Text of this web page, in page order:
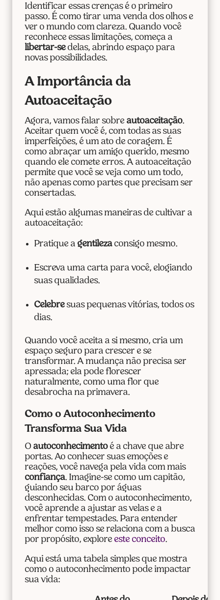
Identificar essas crenças é o primeiro
passo. É como tirar uma venda dos olhos e
ver o mundo com clareza. Quando você
reconhece essas limitações, começa a
libertar-sedelas, abrindo espaço para
novas possibilidades.
A Importância da
Autoaceitação
Agora, vamos falar sobre autoaceitação.
Aceitar quem você é, com todas as suas
imperfeições, é um ato de coragem. É
como abraçar um amigo querido, mesmo
quando ele comete erros. A autoaceitação
permite que você se veja como um todo,
não apenas como partes que precisam ser
consertadas.
Aqui estão algumas maneiras de cultivar a
autoaceitação:
Pratique a gentilezaconsigo mesmo.
Escreva uma carta para você, elogiando
suas qualidades.
Celebresuas pequenas vitórias, todos os
dias.
Quando você aceita a si mesmo, cria um
espaço seguro para crescer e se
transformar. A mudança não precisa ser
apressada; ela pode florescer
naturalmente, como uma flor que
desabrocha na primavera.
Como o Autoconhecimento
Transforma Sua Vida
O autoconhecimentoé a chave que abre
portas. Ao conhecer suas emoções e
reações, você navega pela vida com mais
confiança. Imagine-se como um capitão,
guiando seu barco por águas
desconhecidas. Com o autoconhecimento,
você aprende a ajustar as velas e a
enfrentar tempestades. Para entender
melhor como isso se relaciona com a busca
por propósito, explore este conceito.
Aqui está uma tabela simples que mostra
como o autoconhecimento pode impactar
sua vida: